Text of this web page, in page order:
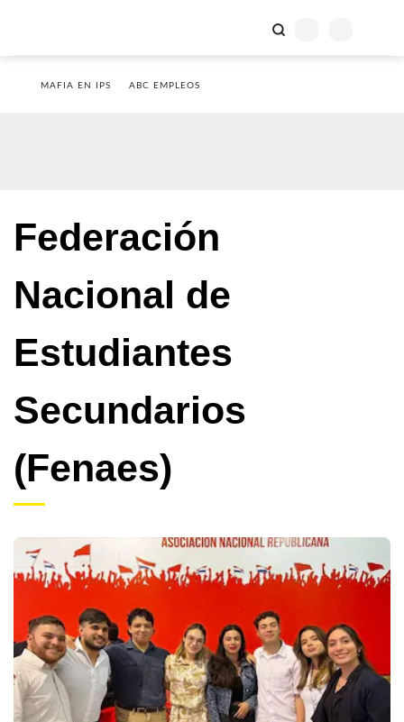
MAFIA EN IPS ABC EMPLEOS
Federación
Nacional de
Estudiantes
Secundarios
(Fenaes)